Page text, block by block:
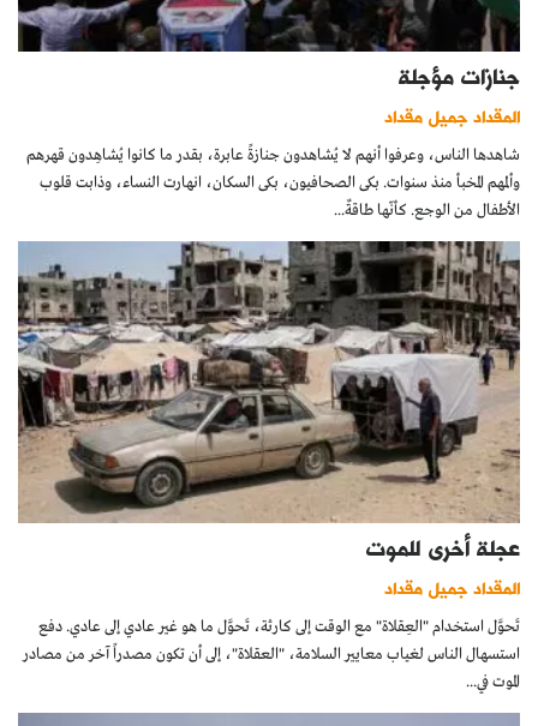
جنازات مؤجلة
المقداد جميل مقداد
شاهدها الناس، وعرفوا أنهم لا يُشاهدون جنازةً عابرة، بقدر ما كانوا يُشاهِدون قهرهم
وألمهم المخبأ منذ سنوات. بكى الصحافيون، بكى السكان، انهارت النساء، وذابت قلوب
الأطفال من الوجع. كأنّها طاقةٌ...
عجلة أخرى للموت
المقداد جميل مقداد
تَحوَّل استخدام "العِقلاة" مع الوقت إلى كارثة، تَحوَّل ما هو غير عادي إلى عادي. دفع
استسهال الناس لغياب معايير السلامة، "العقلاة"، إلى أن تكون مصدراً آخر من مصادر
الموت في...